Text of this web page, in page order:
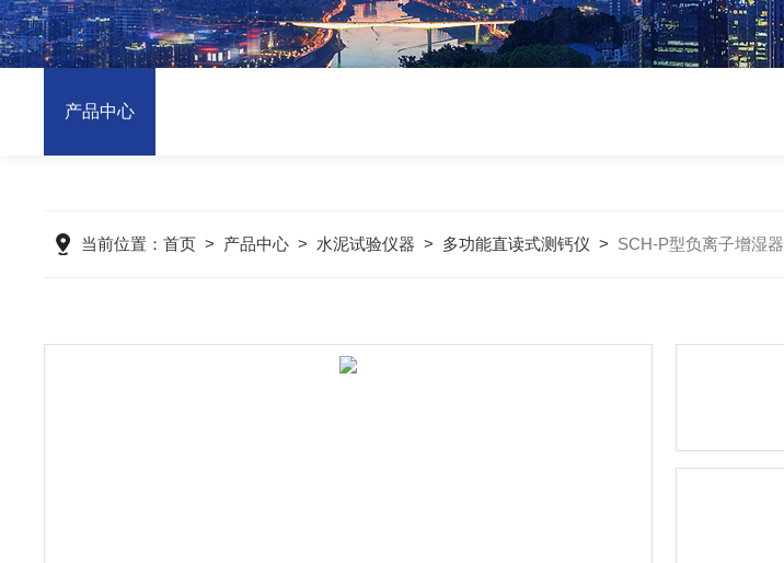
产品中心
当前位置：首页 > 产品中心 > 水泥试验仪器 > 多功能直读式测钙仪 > SCH-P型负离子增湿器